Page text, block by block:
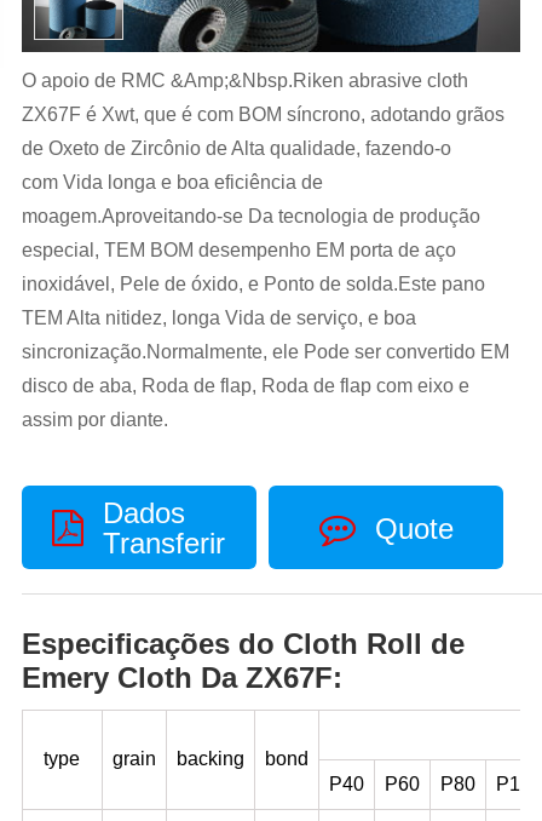
O apoio de RMC &Amp;&Nbsp.Riken abrasive cloth
ZX67F é Xwt, que é com BOM síncrono, adotando grãos
de Oxeto de Zircônio de Alta qualidade, fazendo-o
com Vida longa e boa eficiência de
moagem.Aproveitando-se Da tecnologia de produção
especial, TEM BOM desempenho EM porta de aço
inoxidável, Pele de óxido, e Ponto de solda.Este pano
TEM Alta nitidez, longa Vida de serviço, e boa
sincronização.Normalmente, ele Pode ser convertido EM
disco de aba, Roda de flap, Roda de flap com eixo e
assim por diante.
Dados
Transferir
Quote
Especificações do Cloth Roll de
Emery Cloth Da ZX67F:
type grain backing
bond
P40
P60 P80 P100